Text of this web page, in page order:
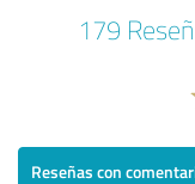
179
Reseñas con